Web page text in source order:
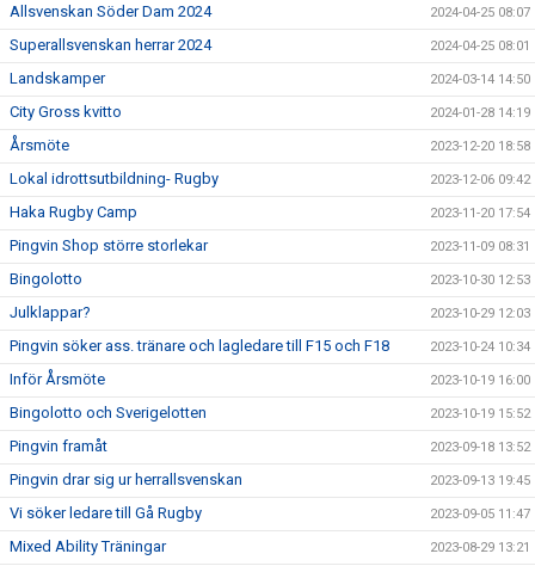
Allsvenskan Söder Dam 2024 2024-04-25 08:07
Superallsvenskan herrar 2024 2024-04-25 08:01
Landskamper 2024-03-14 14:50
City Gross kvitto 2024-01-28 14:19
Årsmöte 2023-12-20 18:58
Lokal idrottsutbildning- Rugby 2023-12-06 09:42
Haka Rugby Camp 2023-11-20 17:54
Pingvin Shop större storlekar 2023-11-09 08:31
Bingolotto 2023-10-30 12:53
Julklappar? 2023-10-29 12:03
Pingvin söker ass. tränare och lagledare till F15 och F18 2023-10-24 10:34
Inför Årsmöte 2023-10-19 16:00
Bingolotto och Sverigelotten 2023-10-19 15:52
Pingvin framåt 2023-09-18 13:52
Pingvin drar sig ur herrallsvenskan 2023-09-13 19:45
Vi söker ledare till Gå Rugby 2023-09-05 11:47
Mixed Ability Träningar 2023-08-29 13:21